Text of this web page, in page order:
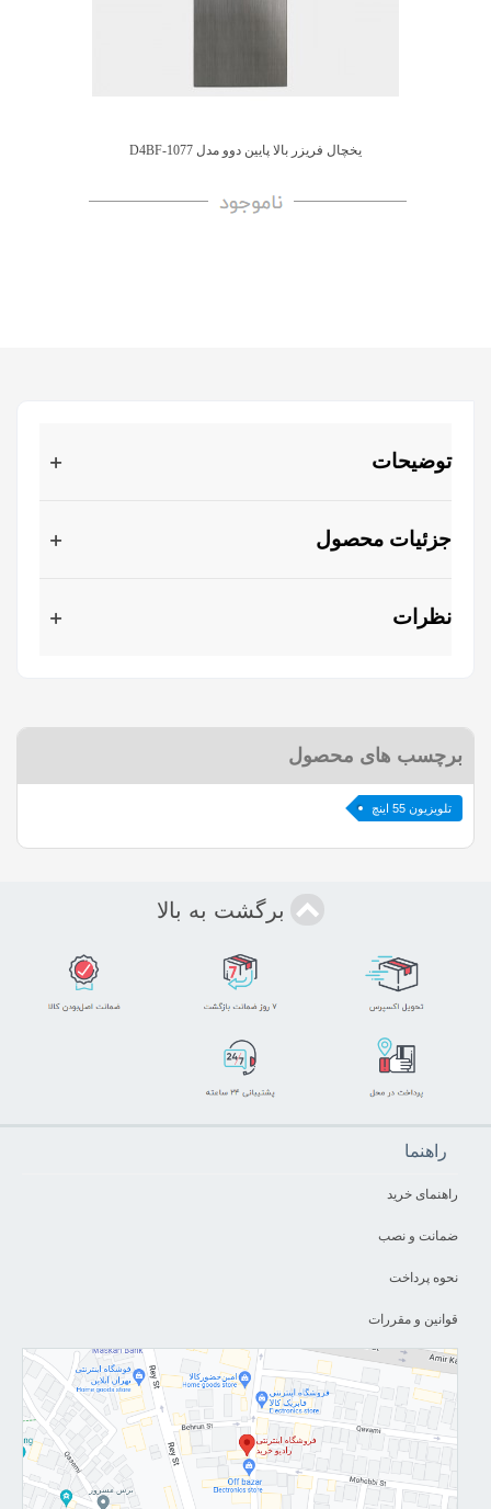
یخچال فریزر بالا پایین دوو مدل D4BF-1077
توضیحات
جزئیات محصول
نظرات
برچسب های محصول
تلویزیون 55 اینچ
برگشت به بالا
راهنما
راهنمای خرید
ضمانت و نصب
نحوه پرداخت
قوانین و مقررات